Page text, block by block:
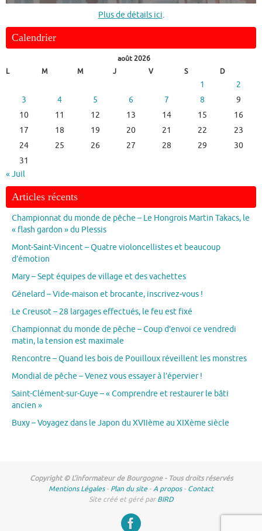
Plus de détails ici.
Calendrier
août 2026
L
M M J V S D
1
2
3
4 5 6 7 8
9
10
11 12 13 14 15
16
17
18 19 20 21 22
23
24
25 26 27 28 29
30
31
« Juil
Articles récents
Championnat du monde de pêche – Le Hongrois Martin Takacs, le
« flash gardon » du Plessis
Mont-Saint-Vincent – Quatre violoncellistes et beaucoup
d’émotion
Mary – Sept équipes de village et des vachettes
Génelard – Vide-maison et brocante, inscrivez-vous !
Le Creusot – 28 largages effectués, le feu est fixé
Championnat du monde de pêche – Coup d’envoi ce vendredi
matin, la tension est maximale
Rencontre – Quand les bois de Pouilloux réveillent les monstres
Mondial de pêche – Venez vous essayer à l’épervier !
Saint-Clément-sur-Guye – « Comprendre et restaurer le bâti
ancien »
Buxy – Voyagez dans le Japon du XVIIème au XIXème siècle
Copyright © L'informateur de Bourgogne - Tous droits réservés
Mentions Légales- Plan du site -A propos- Contact
Site créé et géré parBIRD